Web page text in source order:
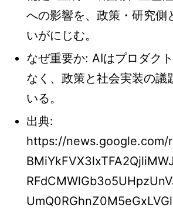
への影響を、政策・研究側
いがにじむ。
なぜ重要か: AIはプロダク
なく、政策と社会実装の議
いる。
出典:
https://news.google.com/